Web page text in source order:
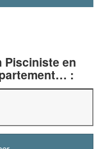
Pisciniste en
: